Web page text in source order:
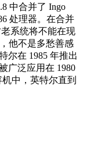
中合并了 Ingo
处理器。在合并
系统将不能在现
他不是多愁善感
尔在 1985 年推出
广泛应用在 1980
中，英特尔直到